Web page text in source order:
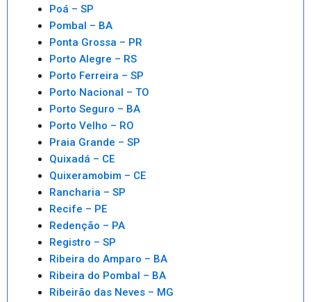
Poá – SP
Pombal – BA
Ponta Grossa – PR
Porto Alegre – RS
Porto Ferreira – SP
Porto Nacional – TO
Porto Seguro – BA
Porto Velho – RO
Praia Grande – SP
Quixadá – CE
Quixeramobim – CE
Rancharia – SP
Recife – PE
Redenção – PA
Registro – SP
Ribeira do Amparo – BA
Ribeira do Pombal – BA
Ribeirão das Neves – MG